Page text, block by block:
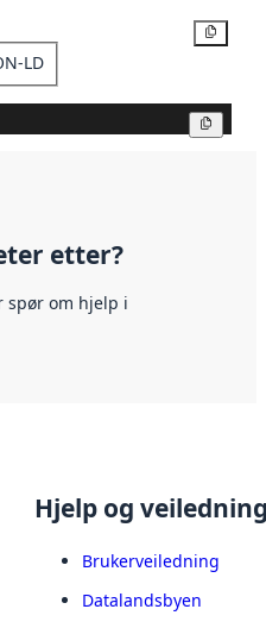
LD
etter?
spør om hjelp i
Hjelp og
Brukerveiledning
Datalandsbyen